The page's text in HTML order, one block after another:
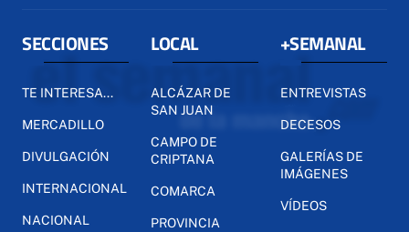
SECCIONES
TE INTERESA...
MERCADILLO
DIVULGACIÓN
INTERNACIONAL
NACIONAL
LOCAL
ALCÁZAR DE
SAN JUAN
CAMPO DE
CRIPTANA
COMARCA
PROVINCIA
+SEMANAL
ENTREVISTAS
DECESOS
GALERÍAS DE
IMÁGENES
VÍDEOS